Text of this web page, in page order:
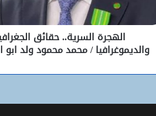
شبكة التساقطات المطرية في
الحوض الشرقي وكوركول
سنوات الماضية أرست أسساً
الهجرة السرية.. حقائق
والديموغرافيا / محمد محمود ولد ابو